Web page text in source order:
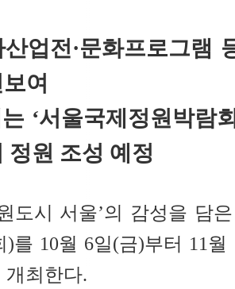
업전·문화프로그램
여
‘서울국제정원박람
정원 조성 예정
도시 서울’의 감성을 담
)를 10월 6일(금)부터 11
개최한다.